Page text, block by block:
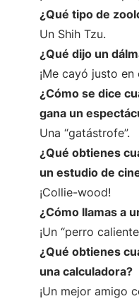
¿Qué tipo de
Un Shih Tzu.
¿Qué dijo un
¡Me cayó justo en
¿Cómo se dice
gana un
Una “gatástrofe”.
¿Qué obtienes
un estudio de
¡Collie-wood!
¿Cómo llamas a
¡Un “perro
¿Qué obtienes
una calculadora?
¡Un mejor amigo